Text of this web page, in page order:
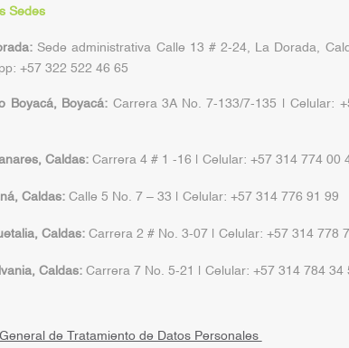
Sedes
Sede administrativa Calle 13 # 2-24, La Dorada,
+57 322 522 46 65
Boyacá, Boyacá: Carrera 3A No. 7-133/7-135 | Celular:
Caldas:Carrera 4 # 1 -16 | Celular: +57 314 774 00
Caldas: Calle 5 No. 7 – 33 | Celular: +57 314 776 91 99
Caldas:Carrera 2 # No. 3-07 | Celular: +57 314 778
Caldas:Carrera 7 No. 5-21 | Celular: +57 314 784 34
de Tratamiento de Datos Personales